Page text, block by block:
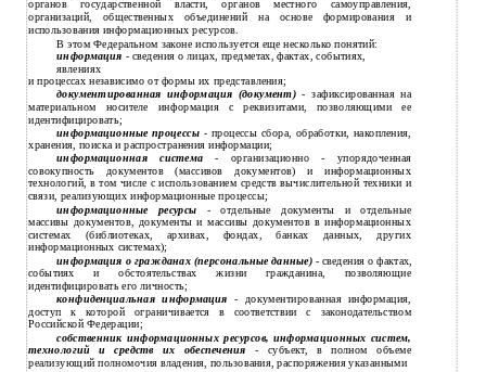
органов государственной власти, органов местного самоуправления,
организаций, общественных объединений на основе формирования и
использования информационных ресурсов.
В этом Федеральном законе используется еще несколько понятий:
информация - сведения о лицах, предметах, фактах, событиях,
явлениях
и процессах независимо от формы их представления;
документированная информация (документ)- зафиксированная на
материальном носителе информация с реквизитами, позволяющими ее
идентифицировать;
информационные процессы - процессы сбора, обработки, накопления,
хранения, поиска и распространения информации;
информационная система- организационно - упорядоченная
совокупность документов (массивов документов) и информационных
технологий, в том числе с использованием средств вычислительной техники и
связи, реализующих информационные процессы;
информационные ресурсы -отдельные документы и отдельные
массивы документов, документы и массивы документов в информационных
системах (библиотеках, архивах, фондах, банках данных, других
информационных системах);
информация о гражданах (персональные данные) - сведения о фактах,
событиях и обстоятельствах жизни гражданина, позволяющие
идентифицировать его личность;
конфиденциальная информация- документированная информация,
доступ к которой ограничивается в соответствии с законодательством
Российской Федерации;
собственник информационных ресурсов, информационных систем,
технологий и средств их обеспечения- субъект, в полном объеме
реализующий полномочия владения, пользования, распоряжения указанными